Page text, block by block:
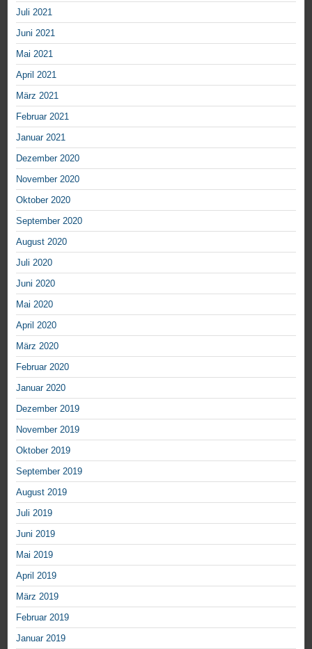
Juli 2021
Juni 2021
Mai 2021
April 2021
März 2021
Februar 2021
Januar 2021
Dezember 2020
November 2020
Oktober 2020
September 2020
August 2020
Juli 2020
Juni 2020
Mai 2020
April 2020
März 2020
Februar 2020
Januar 2020
Dezember 2019
November 2019
Oktober 2019
September 2019
August 2019
Juli 2019
Juni 2019
Mai 2019
April 2019
März 2019
Februar 2019
Januar 2019